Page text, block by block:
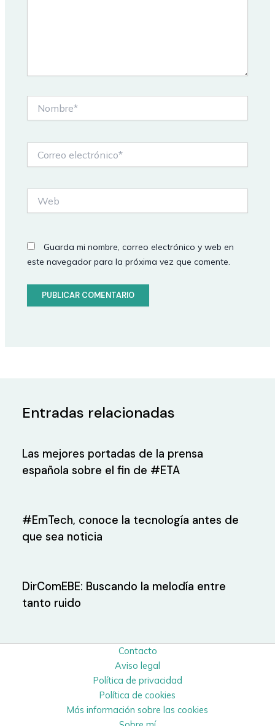
electrónico*
Guarda mi nombre, correo electrónico y web en
este navegador para la próxima vez que comente.
Entradas relacionadas
Las mejores portadas de la prensa
española sobre el fin de #ETA
#EmTech, conoce la tecnología antes de
que sea noticia
DirComEBE: Buscando la melodía entre
tanto ruido
Contacto
Aviso legal
Política de privacidad
Política de cookies
Más información sobre las cookies